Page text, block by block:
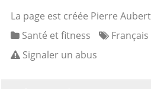
La page est créée Pierre Aubert
Santé et fitness
Français
Signaler un abus